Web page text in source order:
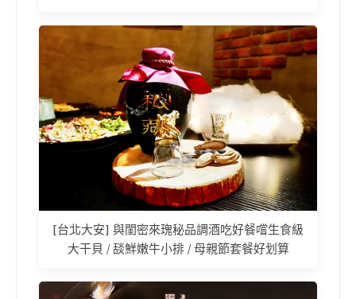
[台北大安] 與閨密來瑰秘品調酒吃好餐嚐生食級
大干貝 / 舕鮮嫩牛小排 / 母親節套餐好划算